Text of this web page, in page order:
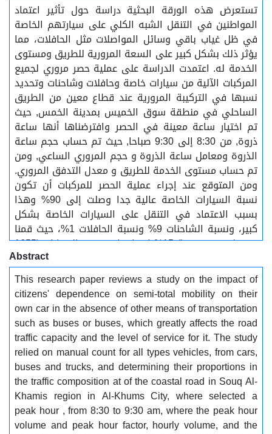
تستعرض هذه الورقة البحثية دراسة حول تأثير اعتماد
المواطنين في التنقل الشبه الكلي على سيارتهم الخاصة
في ظل غياب باقي وسائل المواصلات مثل الحافلات، مما
يؤثر ذلك بشكل كبير على السعة المرورية للطريق ومستوى
الخدمة له. اعتمدت الدراسة على عملية حصر مروري لجميع
المركبات الآلية من سيارات خاصة وحافلات وشاحنات وتحديد
نسبها في التركيبة المرورية عند قطاع معين من الطريق
الساحلي في منطقة سوق الخميس بمدينة الخمس, حيث
تم اختيار ساعة معينة في الحصر وافترضناها أنها ساعة
ذروة, من 8:30 إلى 9:30 صباحا, حيث تم حساب حجم ساعة
الذروة ومعامل ساعة الذروة و حجم المروري الساعي, ومن
تم حساب مستوى الخدمة للطريق و معدل التدفق المروري.
ومن المتوقع عند إجراء عملية الحصر للمركبات أن تكون
نسبة السيارات الخاصة عالية جدا وصلت إلى 90% وهذا
بسبب الاعتماد في التنقل على السيارات الخاصة بشكل
كبير، ونسبة الشاحنات 9% ونسبة الحافلات 1%، حيث قمنا
بتعديل بخصم نسبة 15% افتراضيا من عدد السيارات (1655
سيارة خاصة) فكانت قيمة الخصم (248 سيارة خاصة)،
واعتبرنا أنه توجد حافلات صغيرة ومتوسطة تنقل الركاب من
منطقة سوق الخميس إلى الخمس ومتوسط عدد الركاب
في الحافلة عشرة ركاب، قيمة (248) تقسم على عشرة
ركاب كمتوسط بافتراض أن كل حافلة تنقل عشرة ركاب، أي
ما يعادل 25 حافلة تقريبا (15 صغيرة و10متوسطة)، ومن
تم حساب مستوى الخدمة ومعدل التدفق المروري للطريق
ومقارنته مع الوضع القائم الذي تم حسابه. تحليل النتائج
أشار إلى أن مستوى الخدمة بعد إجراء التعديل تغيرا إلى
الأفضل، تغير من D إلى C ومعدل التدفق قد قل، وهذا له
تأثير إيجابي على التخفيف من حدة الازدحام المروري.
Abstract
This research paper reviews a study on the impact of
citizens' dependence on semi-total mobility on their
own car in the absence of other means of transportation
such as buses or buses, which greatly affects the road
traffic capacity and the level of service for it. The study
relied on manual count for all types vehicles, from cars,
buses and trucks, and determining their proportions in
the traffic composition at of the coastal road in Souq Al-
Khamis region in Al-Khums City, where selected a
peak hour , from 8:30 to 9:30 am, where the peak hour
volume and peak hour factor, hourly volume, and the